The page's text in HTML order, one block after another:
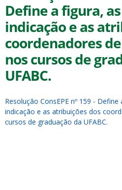
Define a figura,
indicação e as
coordenadores
nos cursos de
UFABC.
Resolução ConsEPE nº 159 -
indicação e as atribuições dos
cursos de graduação da UFABC.